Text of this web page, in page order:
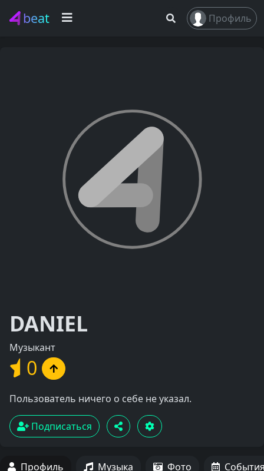
beat Профиль
DANIEL
Музыкант
0
Пользователь ничего о себе не указал.
Подписаться
Профиль Музыка Фото